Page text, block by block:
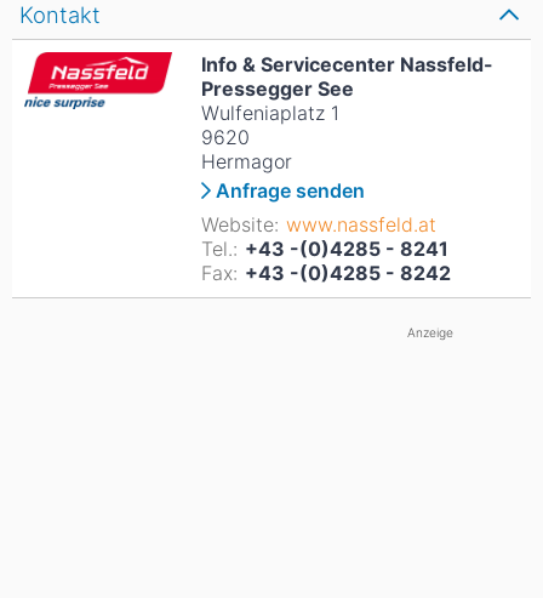
Kontakt
Info & Servicecenter Nassfeld-
Pressegger See
Wulfeniaplatz 1
9620
Hermagor
Anfrage senden
Website: www.nassfeld.at
Tel.: +43 -(0)4285 - 8241
Fax: +43 -(0)4285 - 8242
Anzeige